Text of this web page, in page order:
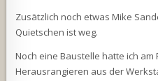
Zusätzlich noch etwas Mike
Quietschen ist weg.
Noch eine Baustelle hatte ich am
Herausrangieren aus der